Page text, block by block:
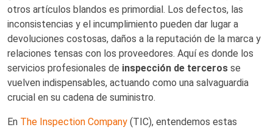
otros artículos blandos es primordial. Los defectos, las
inconsistencias y el incumplimiento pueden dar lugar a
devoluciones costosas, daños a la reputación de la marca y
relaciones tensas con los proveedores. Aquí es donde los
servicios profesionales de inspección de terceros se
vuelven indispensables, actuando como una salvaguardia
crucial en su cadena de suministro.
En The Inspection Company (TIC), entendemos estas